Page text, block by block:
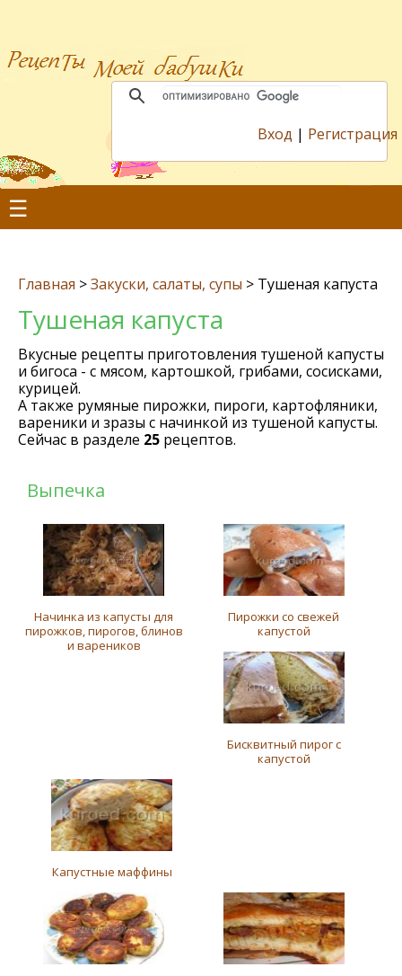
Вход | Регистрация
☰
Главная >Закуски, салаты, супы > Тушеная капуста
Тушеная капуста
Вкусные рецепты приготовления тушеной капусты
и бигоса - с мясом, картошкой, грибами, сосисками,
курицей.
А также румяные пирожки, пироги, картофляники,
вареники и зразы с начинкой из тушеной капусты.
Сейчас в разделе 25 рецептов.
Выпечка
Начинка из капусты для
пирожков, пирогов, блинов
и вареников
Пирожки со свежей
капустой
Бисквитный пирог с
капустой
Капустные маффины